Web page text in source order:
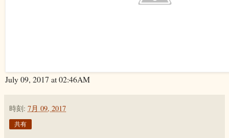
July 09, 2017 at 02:46AM
時刻: 7月 09, 2017
共有